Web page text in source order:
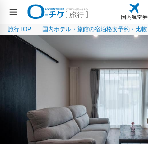
国内航空券
旅行TOP 国内ホテル・旅館の宿泊格安予約・比較